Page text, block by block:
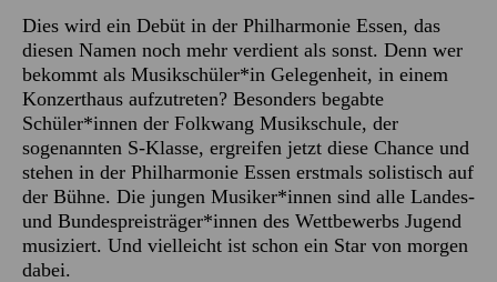
Dies wird ein Debüt in der Philharmonie Essen, das
diesen Namen noch mehr verdient als sonst. Denn wer
bekommt als Musikschüler*in Gelegenheit, in einem
Konzerthaus aufzutreten? Besonders begabte
Schüler*innen der Folkwang Musikschule, der
sogenannten S-Klasse, ergreifen jetzt diese Chance und
stehen in der Philharmonie Essen erstmals solistisch auf
der Bühne. Die jungen Musiker*innen sind alle Landes-
und Bundespreisträger*innen des Wettbewerbs Jugend
musiziert. Und vielleicht ist schon ein Star von morgen
dabei.